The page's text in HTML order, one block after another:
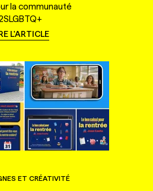
la communauté
L'ARTICLE
ET CRÉATIVITÉ